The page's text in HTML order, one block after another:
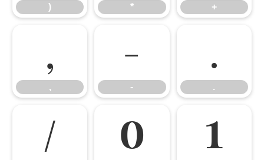
) * +
,
,
-
-
.
.
/ 0 1